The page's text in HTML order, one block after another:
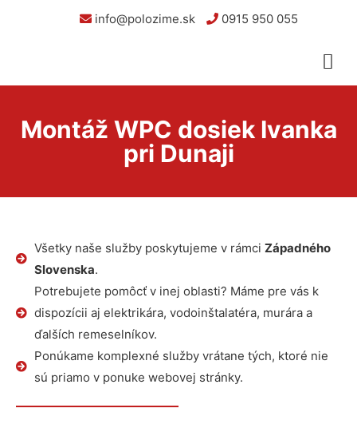
info@polozime.sk 0915 950 055
Montáž WPC dosiek Ivanka
pri Dunaji
Všetky naše služby poskytujeme v rámci Západného
Slovenska.
Potrebujete pomôcť v inej oblasti? Máme pre vás k
dispozícii aj elektrikára, vodoinštalatéra, murára a
ďalších remeselníkov.
Ponúkame komplexné služby vrátane tých, ktoré nie
sú priamo v ponuke webovej stránky.